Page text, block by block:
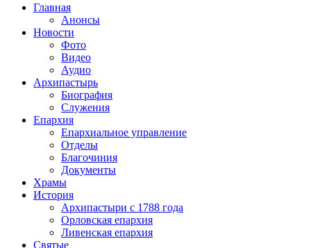
Главная
Анонсы
Новости
Фото
Видео
Аудио
Архипастырь
Биография
Служения
Епархия
Епархиальное управление
Отделы
Благочиния
Документы
Храмы
История
Архипастыри с 1788 года
Орловская епархия
Ливенская епархия
Святые